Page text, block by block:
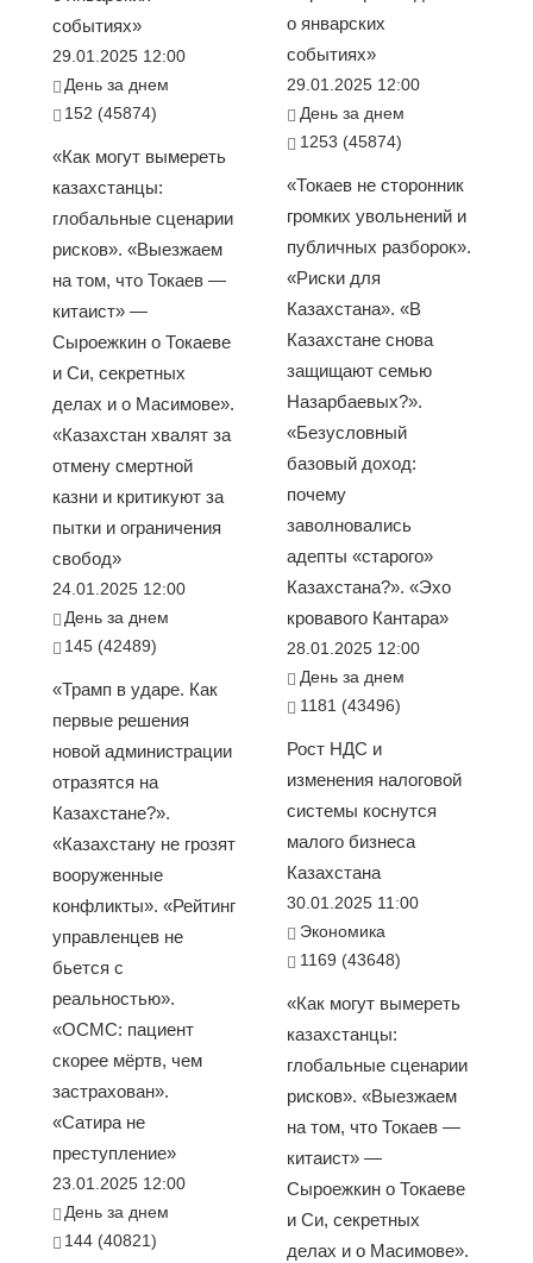
событиях»
29.01.2025 12:00
День за днем
152 (45874)
«Как могут вымереть
казахстанцы:
глобальные сценарии
рисков». «Выезжаем
на том, что Токаев —
китаист» —
Сыроежкин о Токаеве
и Си, секретных
делах и о Масимове».
«Казахстан хвалят за
отмену смертной
казни и критикуют за
пытки и ограничения
свобод»
24.01.2025 12:00
День за днем
145 (42489)
«Трамп в ударе. Как
первые решения
новой администрации
отразятся на
Казахстане?».
«Казахстану не грозят
вооруженные
конфликты». «Рейтинг
управленцев не
бьется с
реальностью».
«ОСМС: пациент
скорее мёртв, чем
застрахован».
«Сатира не
преступление»
23.01.2025 12:00
День за днем
144 (40821)
о январских
событиях»
29.01.2025 12:00
День за днем
1253 (45874)
«Токаев не сторонник
громких увольнений и
публичных разборок».
«Риски для
Казахстана». «В
Казахстане снова
защищают семью
Назарбаевых?».
«Безусловный
базовый доход:
почему
заволновались
адепты «старого»
Казахстана?». «Эхо
кровавого Кантара»
28.01.2025 12:00
День за днем
1181 (43496)
Рост НДС и
изменения налоговой
системы коснутся
малого бизнеса
Казахстана
30.01.2025 11:00
Экономика
1169 (43648)
«Как могут вымереть
казахстанцы:
глобальные сценарии
рисков». «Выезжаем
на том, что Токаев —
китаист» —
Сыроежкин о Токаеве
и Си, секретных
делах и о Масимове».